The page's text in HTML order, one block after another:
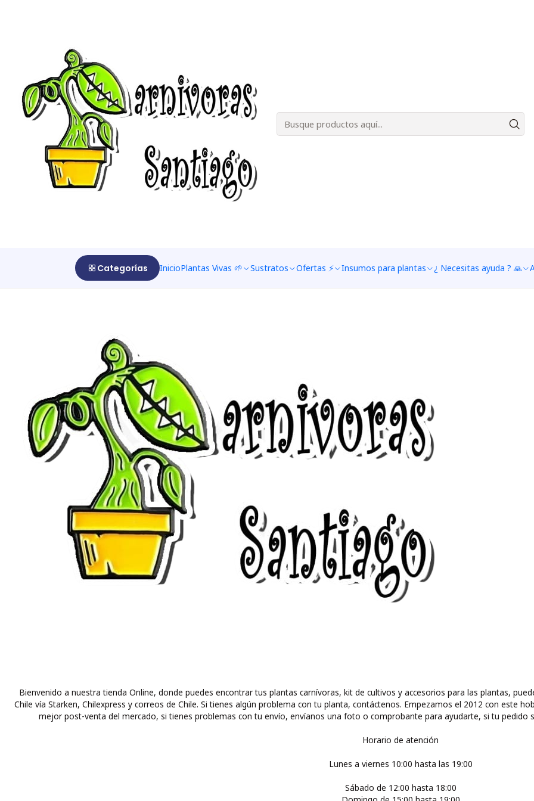
Categorías InicioPlantas Vivas 🌱 Sustratos Ofertas ⚡ Insumos para plantas ¿ Necesitas ayuda ? 🙏
Sobre nosotros
Comenzamos nuestro proyecto de tienda en septiembre del año 2013: La idea partió, cuando me sumergí en el
experiencia con vendedores en la región metropolitana. Al la fecha, comercialmente, llevamos 12 años en el rubro.
siembra, cuidado y protección de estas plantas. Decidí en el mismo año (2013) crear una tienda de venta online y
venta de cultivos o plantas vivas. También podrás encontrar algunas enlaces educativos en la formación, cuidado y
poder entregar un servicio y productos de calidad. No olvides en contactarnos!
Bienvenido a nuestra tienda Online, donde puedes encontrar tus plantas carnívoras, kit de cultivos y accesorios para las plantas,
Chile vía Starken, Chilexpress y correos de Chile. Si tienes algún problema con tu planta, contáctenos. Empezamos el 2012 con este
mejor post-venta del mercado, si tienes problemas con tu envío, envíanos una foto o comprobante para ayudarte, si tu pedido
Horario de atención
Lunes a viernes 10:00 hasta las 19:00
Sábado de 12:00 hasta 18:00